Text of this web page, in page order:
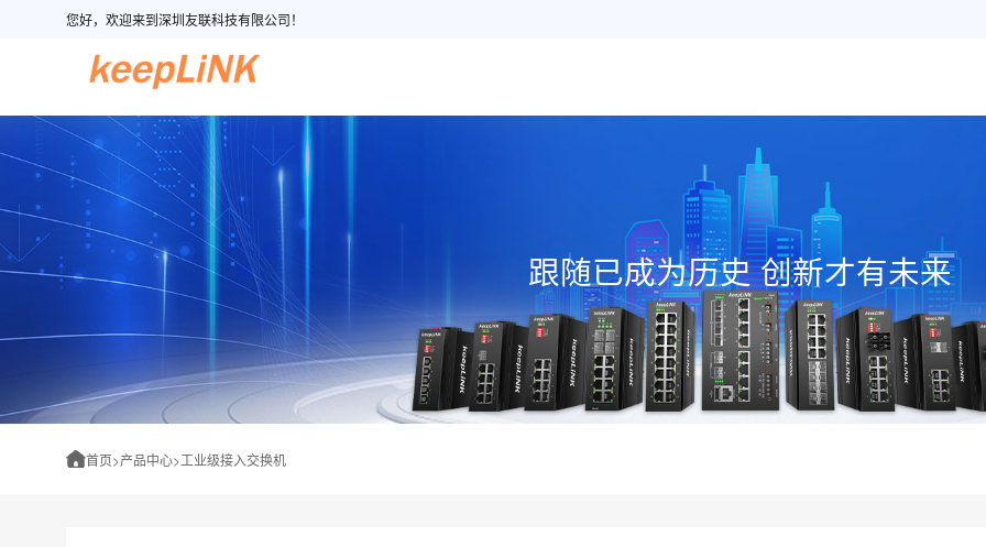
您好，欢迎来到深圳友联科技有限公司！
跟随已成为历史 创新才有未来
首页>产品中心>工业级接入交换机